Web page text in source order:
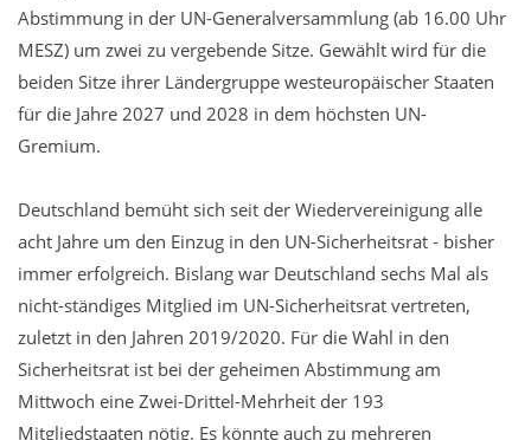
Abstimmung in der UN-Generalversammlung (ab 16.00 Uhr
MESZ) um zwei zu vergebende Sitze. Gewählt wird für die
beiden Sitze ihrer Ländergruppe westeuropäischer Staaten
für die Jahre 2027 und 2028 in dem höchsten UN-
Gremium.
Deutschland bemüht sich seit der Wiedervereinigung alle
acht Jahre um den Einzug in den UN-Sicherheitsrat - bisher
immer erfolgreich. Bislang war Deutschland sechs Mal als
nicht-ständiges Mitglied im UN-Sicherheitsrat vertreten,
zuletzt in den Jahren 2019/2020. Für die Wahl in den
Sicherheitsrat ist bei der geheimen Abstimmung am
Mittwoch eine Zwei-Drittel-Mehrheit der 193
Mitgliedstaaten nötig. Es könnte auch zu mehreren